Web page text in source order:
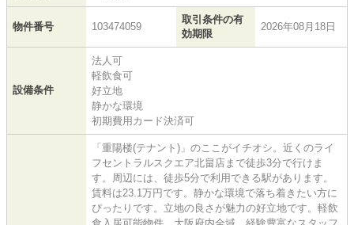
物件番号 103474059
取引条件の有
効期限
2026年08月18日
設備条件
法人可
軽飲食可
好立地
静かな環境
初期費用カード決済可
「重陽楼(テナント)」のここがイチオシ。近くのライ
フセントラルスクエア北畠店まで徒歩3分で行けま
す。周辺には、徒歩5分で利用できる駅があります。
賃料は23.1万円です。静かな環境で落ち着きたい方に
ぴったりです。立地の良さが魅力の好立地です。軽飲
食入居可能物件。大阪府内全域、経験豊富なスタッフ